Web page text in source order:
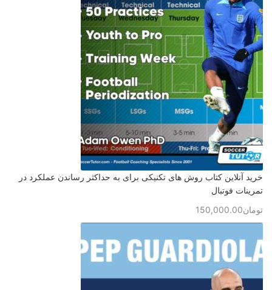
خرید آنلاین کتاب روش های تکنیکی برای به حداکثر رساندن عملکرد در
تمرینات فوتبال
تومان150,000.00